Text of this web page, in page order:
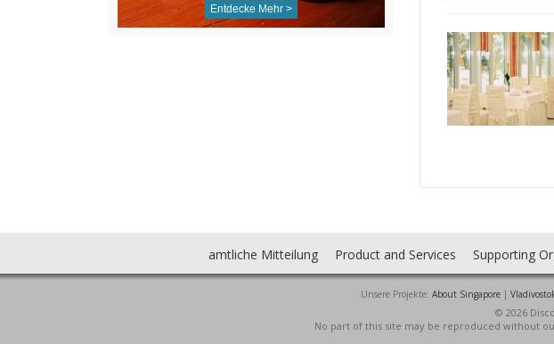
Entdecke Mehr >
amtliche Mitteilung Product and Services Supporting
Unsere Projekte: About Singapore|
© 2026
No part of this site may be reproduced without